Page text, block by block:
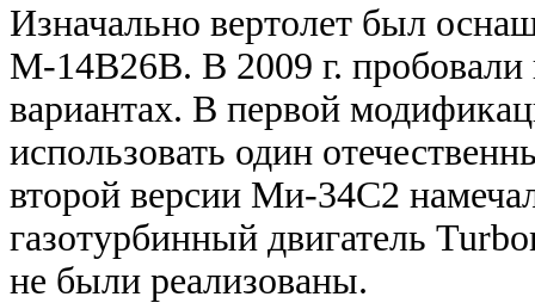
Изначально вертолет был
М-14В26В. В 2009 г.
вариантах. В первой
использовать один
второй версии Ми-34С2
газотурбинный двигатель
не были реализованы.